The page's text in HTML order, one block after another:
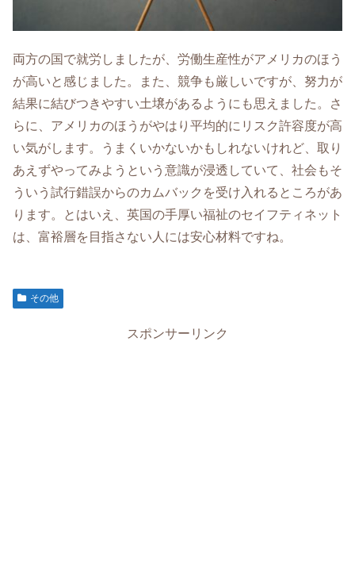
両方の国で就労しましたが、労働生産性がアメリカのほう
が高いと感じました。また、競争も厳しいですが、努力が
結果に結びつきやすい土壌があるようにも思えました。さ
らに、アメリカのほうがやはり平均的にリスク許容度が高
い気がします。うまくいかないかもしれないけれど、取り
あえずやってみようという意識が浸透していて、社会もそ
ういう試行錯誤からのカムバックを受け入れるところがあ
ります。とはいえ、英国の手厚い福祉のセイフティネット
は、富裕層を目指さない人には安心材料ですね。
その他
スポンサーリンク